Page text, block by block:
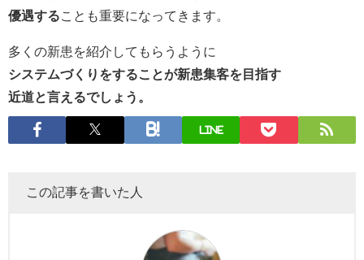
優遇する ことも重要になってきます。
多くの新患を紹介してもらうように
システムづくりをすることが新患集客を目指す
近道と言えるでしょう。
LINE
この記事を書いた人